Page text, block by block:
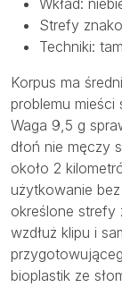
Wkład:
Strefy
Techniki:
Korpus ma
problemu mieści
Waga 9,5 g
dłoń nie męczy
około 2
użytkowanie
określone strefy
wzdłuż klipu i
bioplastik ze